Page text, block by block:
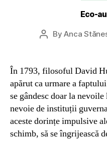
Eco-
PostByAnca
În 1793, filosoful David
apărut ca urmare a
se gândesc doar la
nevoie de instituții
aceste dorințe impulsive
schimb, să se îngrijească